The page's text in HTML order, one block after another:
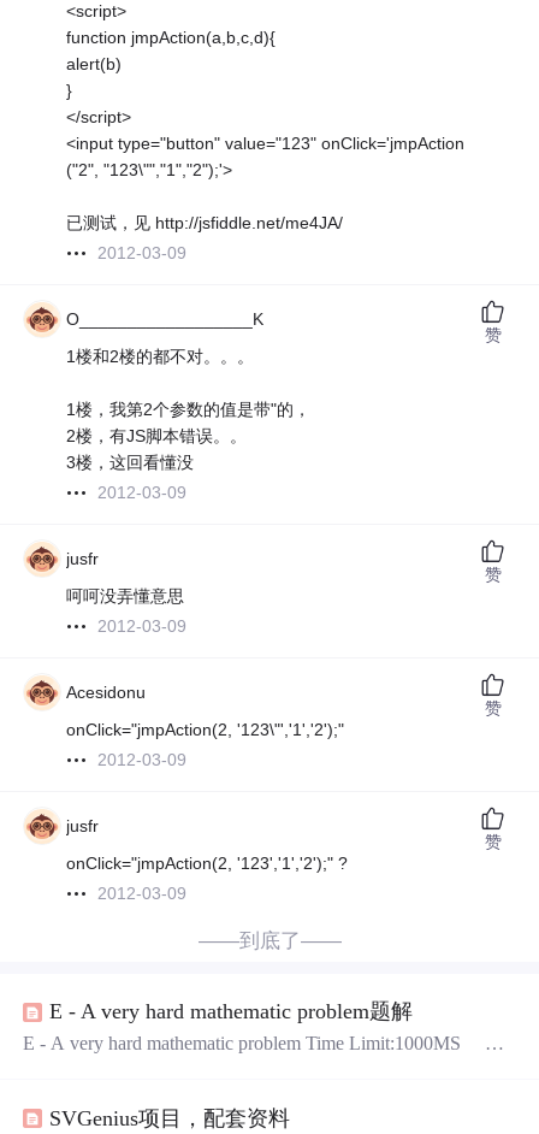
<script>
function jmpAction(a,b,c,d){
alert(b)
}
</script>
<input type="button" value="123" onClick='jmpAction
("2", "123\"","1","2");'>
已测试，见 http://jsfiddle.net/me4JA/
2012-03-09
O__________________K
1楼和2楼的都不对。。。
1楼，我第2个参数的值是带"的，
2楼，有JS脚本错误。。
3楼，这回看懂没
2012-03-09
赞
jusfr
呵呵没弄懂意思
2012-03-09
赞
Acesidonu
onClick="jmpAction(2, '123\"','1','2');"
2012-03-09
赞
jusfr
onClick="jmpAction(2, '123','1','2');" ?
2012-03-09
赞
——到底了——
E - A very hard mathematic problem题解
E - A very hard mathematic problem Time Limit:1000MS Me
Today he is working a
SVGenius项目，配套资料